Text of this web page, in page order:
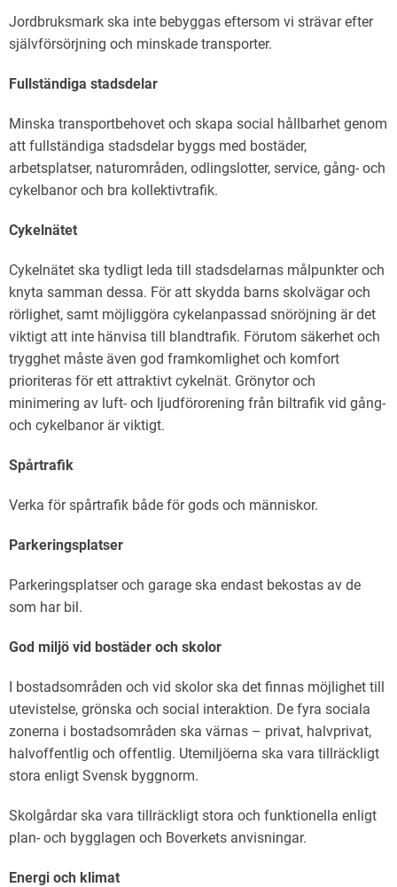
Jordbruksmark ska inte bebyggas eftersom vi strävar efter
självförsörjning och minskade transporter.
Fullständiga stadsdelar
Minska transportbehovet och skapa social hållbarhet genom
att fullständiga stadsdelar byggs med bostäder,
arbetsplatser, naturområden, odlingslotter, service, gång- och
cykelbanor och bra kollektivtrafik.
Cykelnätet
Cykelnätet ska tydligt leda till stadsdelarnas målpunkter och
knyta samman dessa. För att skydda barns skolvägar och
rörlighet, samt möjliggöra cykelanpassad snöröjning är det
viktigt att inte hänvisa till blandtrafik. Förutom säkerhet och
trygghet måste även god framkomlighet och komfort
prioriteras för ett attraktivt cykelnät. Grönytor och
minimering av luft- och ljudförorening från biltrafik vid gång-
och cykelbanor är viktigt.
Spårtrafik
Verka för spårtrafik både för gods och människor.
Parkeringsplatser
Parkeringsplatser och garage ska endast bekostas av de
som har bil.
God miljö vid bostäder och skolor
I bostadsområden och vid skolor ska det finnas möjlighet till
utevistelse, grönska och social interaktion. De fyra sociala
zonerna i bostadsområden ska värnas – privat, halvprivat,
halvoffentlig och offentlig. Utemiljöerna ska vara tillräckligt
stora enligt Svensk byggnorm.
Skolgårdar ska vara tillräckligt stora och funktionella enligt
plan- och bygglagen och Boverkets anvisningar.
Energi och klimat